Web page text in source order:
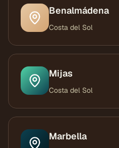
Benalmádena
Costa del Sol
Mijas
Costa del Sol
Marbella